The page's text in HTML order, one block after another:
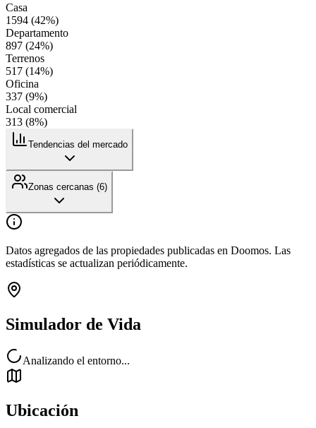
Casa
1594 (42%)
Departamento
897 (24%)
Terrenos
517 (14%)
Oficina
337 (9%)
Local comercial
313 (8%)
Tendencias del mercado
Zonas cercanas (6)
Datos agregados de las propiedades publicadas en Doomos. Las
estadísticas se actualizan periódicamente.
Simulador de Vida
Analizando el entorno...
Ubicación